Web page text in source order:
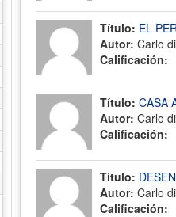
Título: EL
Autor: Carlo
Calificación:
Título: CASA
Autor: Carlo
Calificación:
Título:
Autor: Carlo
Calificación: